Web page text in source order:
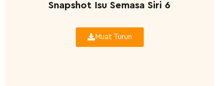
Snapshot Isu Semasa Siri 6
Muat Turun